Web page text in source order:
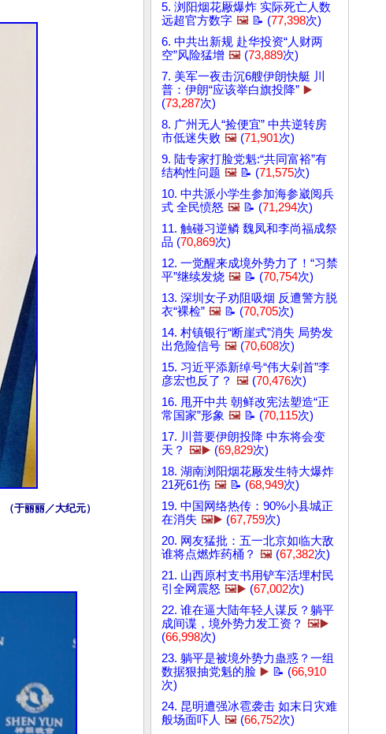
于丽丽／大纪元）
5. 浏阳烟花厰爆炸 实际死亡人数
远超官方数字 🖼️ 📝 (77,398次)
6. 中共出新规 赴华投资“人财两
空”风险猛增 🖼️ (73,889次)
7. 美军一夜击沉6艘伊朗快艇 川
普：伊朗“应该举白旗投降” ▶️
(73,287次)
8. 广州无人“捡便宜” 中共逆转房
市低迷失败 🖼️ (71,901次)
9. 陆专家打脸党魁:“共同富裕”有
结构性问题 🖼️ 📝 (71,575次)
10. 中共派小学生参加海参崴阅兵
式 全民愤怒 🖼️ 📝 (71,294次)
11. 触碰习逆鳞 魏凤和李尚福成祭
品 (70,869次)
12. 一觉醒来成境外势力了！“习禁
平”继续发烧 🖼️ 📝 (70,754次)
13. 深圳女子劝阻吸烟 反遭警方脱
衣“裸检” 🖼️ 📝 (70,705次)
14. 村镇银行“断崖式”消失 局势发
出危险信号 🖼️ (70,608次)
15. 习近平添新绰号“伟大剁首”李
彦宏也反了？ 🖼️ (70,476次)
16. 甩开中共 朝鲜改宪法塑造“正
常国家”形象 🖼️ 📝 (70,115次)
17. 川普要伊朗投降 中东将会变
天？ 🖼️▶️ (69,829次)
18. 湖南浏阳烟花厰发生特大爆炸
21死61伤 🖼️ 📝 (68,949次)
19. 中国网络热传：90%小县城正
在消失 🖼️▶️ (67,759次)
20. 网友猛批：五一北京如临大敌
谁将点燃炸药桶？ 🖼️ (67,382次)
21. 山西原村支书用铲车活埋村民
引全网震怒 🖼️▶️ (67,002次)
22. 谁在逼大陆年轻人谋反？躺平
成间谍，境外势力发工资？ 🖼️▶️
(66,998次)
23. 躺平是被境外势力蛊惑？一组
数据狠抽党魁的脸 ▶️ 📝 (66,910
次)
24. 昆明遭强冰雹袭击 如末日灾难
般场面吓人 🖼️ (66,752次)